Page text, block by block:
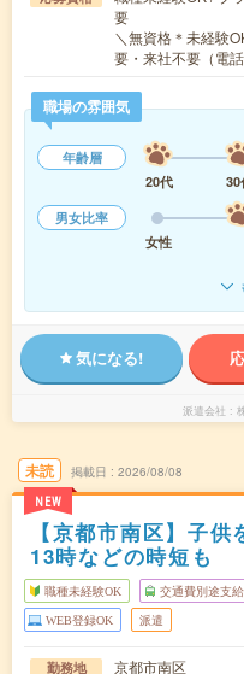
要
＼無資格＊未経験
要・来社不要（電
職場の雰囲気
年齢層
20代
30
男女比率
女性
気になる!
派遣会社
未読
NEW
掲載日 2026/08/08
【京都市南区】子
13時などの時短も
職種未経験OK 交通費別途支給
WEB登録OK 派遣
勤務地
京都市南区